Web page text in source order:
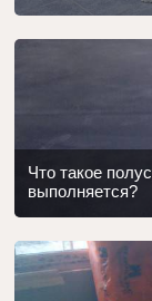
Что такое
выполняется?